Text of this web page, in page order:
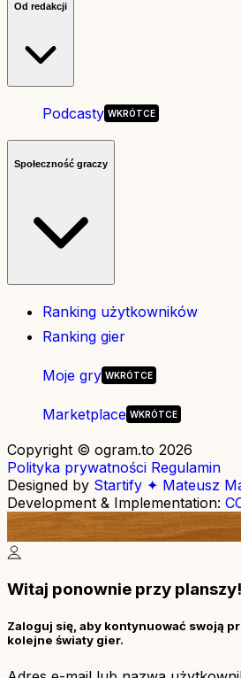
Od redakcji
Podcasty
Społeczność graczy
Ranking użytkowników
Ranking gier
Moje gry
Marketplace
Copyright © ogram.to 2026
Polityka prywatności Regulamin
Designed by Startify ✦ Mateusz
Development & Implementation:
Witaj ponownie przy planszy!
Zaloguj się, aby kontynuować swoją
kolejne światy gier.